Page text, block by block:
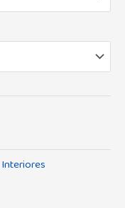
Interiores